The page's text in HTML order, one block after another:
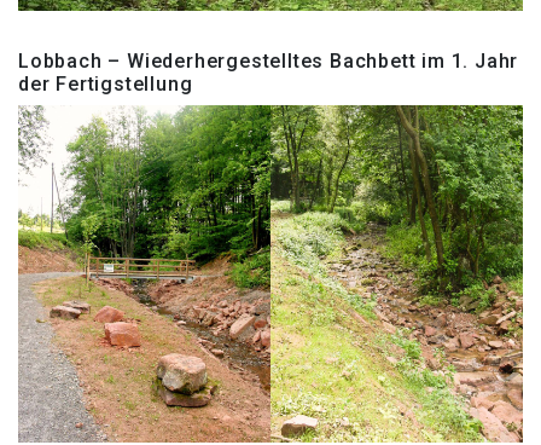
Lobbach – Wiederhergestelltes Bachbett im 1. Jahr
der Fertigstellung